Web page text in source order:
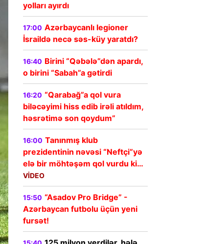
yolları ayırdı
17:00 Azərbaycanlı legioner
İsraildə necə səs-küy yaratdı?
16:40 Birini “Qəbələ”dən apardı,
o birini “Sabah”a gətirdi
16:20 “Qarabağ”a qol vura
biləcəyimi hiss edib irəli atıldım,
həsrətimə son qoydum”
16:00 Tanınmış klub
prezidentinin nəvəsi “Neftçi”yə
elə bir möhtəşəm qol vurdu ki…
VİDEO
15:50 “Asadov Pro Bridge” -
Azərbaycan futbolu üçün yeni
fursət!